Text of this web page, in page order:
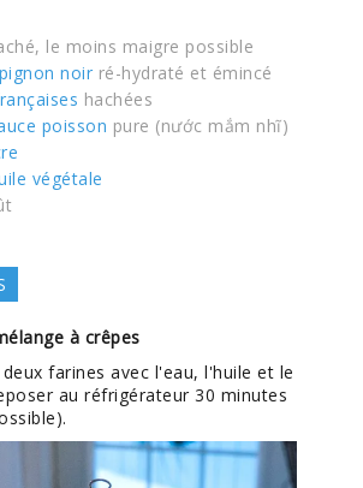
le moins maigre possible
noir ré-hydraté et émincé
hachées
poisson pure (nước mắm nhĩ)
végétale
à crêpes
farines avec l'eau, l'huile et le
au réfrigérateur 30 minutes